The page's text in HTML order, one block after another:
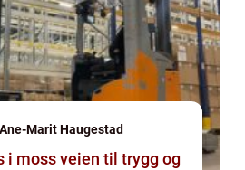
Ane-Marit Haugestad
til trygg og